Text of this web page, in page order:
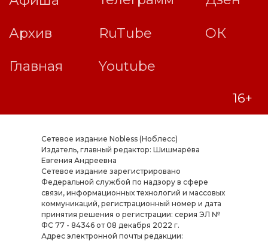
Сетевое издание Nobless (Ноблесс)
Издатель, главный редактор: Шишмарёва
Евгения Андреевна
Cетевое издание зарегистрировано
Федеральной службой по надзору в сфере
связи, информационных технологий и массовых
коммуникаций, регистрационный номер и дата
принятия решения о регистрации: серия ЭЛ №
ФС 77 - 84346 от 08 декабря 2022 г.
Адрес электронной почты редакции: